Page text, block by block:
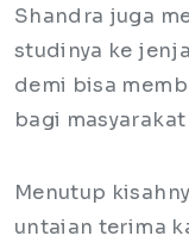
Shandra juga
studinya ke
demi bisa
bagi masyarakat
Menutup
untaian terima